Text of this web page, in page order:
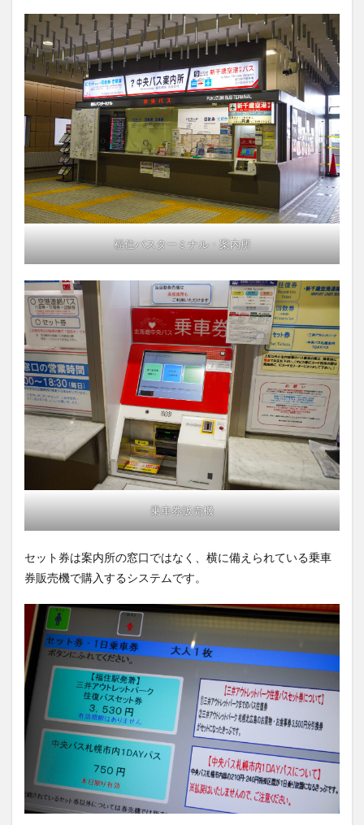
福住バスターミナル・案内所
乗車券販売機
セット券は案内所の窓口ではなく、横に備えられている乗車
券販売機で購入するシステムです。